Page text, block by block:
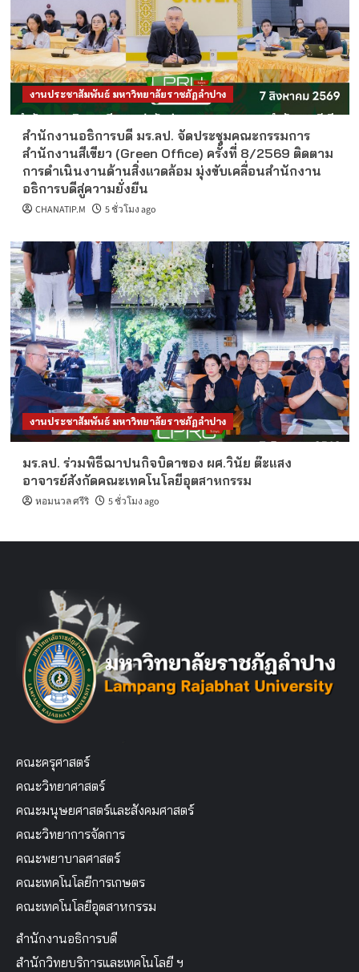
งานประชาสัมพันธ์ มหาวิทยาลัยราชภัฏลำปาง
สำนักงานอธิการบดี มร.ลป. จัดประชุมคณะกรรมการ
สำนักงานสีเขียว (Green Office) ครั้งที่ 8/2569 ติดตาม
การดำเนินงานด้านสิ่งแวดล้อม มุ่งขับเคลื่อนสำนักงาน
อธิการบดีสู่ความยั่งยืน
CHANATIP.M 5 ชั่วโมง ago
งานประชาสัมพันธ์ มหาวิทยาลัยราชภัฏลำปาง
มร.ลป. ร่วมพิธีฌาปนกิจบิดาของ ผศ.วินัย ต๊ะแสง
อาจารย์สังกัดคณะเทคโนโลยีอุตสาหกรรม
หอมนวล ศรีริ 5 ชั่วโมง ago
คณะครุศาสตร์
คณะวิทยาศาสตร์
คณะมนุษยศาสตร์และสังคมศาสตร์
คณะวิทยาการจัดการ
คณะพยาบาลศาสตร์
คณะเทคโนโลยีการเกษตร
คณะเทคโนโลยีอุตสาหกรรม
สำนักงานอธิการบดี
สำนักวิทยบริการและเทคโนโลยี ฯ